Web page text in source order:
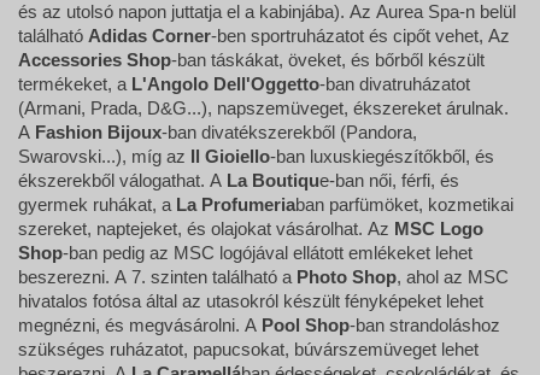
és az utolsó napon juttatja el a kabinjába). Az Aurea Spa-n belül
található Adidas Corner-ben sportruházatot és cipőt vehet, Az
Accessories Shop-ban táskákat, öveket, és bőrből készült
termékeket, a L'Angolo Dell'Oggetto-ban divatruházatot
(Armani, Prada, D&G...), napszemüveget, ékszereket árulnak.
A Fashion Bijoux-ban divatékszerekből (Pandora,
Swarovski...), míg az Il Gioiello-ban luxuskiegészítőkből, és
ékszerekből válogathat. A La Boutique-ban női, férfi, és
gyermek ruhákat, a La Profumeriaban parfümöket, kozmetikai
szereket, naptejeket, és olajokat vásárolhat. Az MSC Logo
Shop-ban pedig az MSC logójával ellátott emlékeket lehet
beszerezni. A 7. szinten található a Photo Shop, ahol az MSC
hivatalos fotósa által az utasokról készült fényképeket lehet
megnézni, és megvásárolni. A Pool Shop-ban strandoláshoz
szükséges ruházatot, papucsokat, búvárszemüveget lehet